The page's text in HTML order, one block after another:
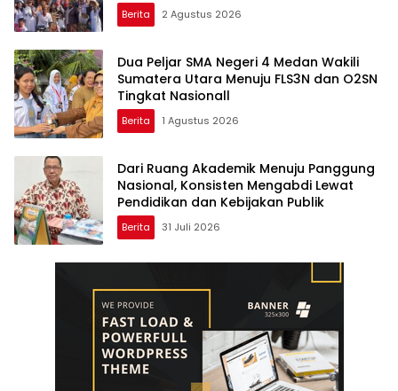
Berita 2 Agustus 2026
Dua Peljar SMA Negeri 4 Medan Wakili
Sumatera Utara Menuju FLS3N dan O2SN
Tingkat Nasionall
Berita 1 Agustus 2026
Dari Ruang Akademik Menuju Panggung
Nasional, Konsisten Mengabdi Lewat
Pendidikan dan Kebijakan Publik
Berita 31 Juli 2026